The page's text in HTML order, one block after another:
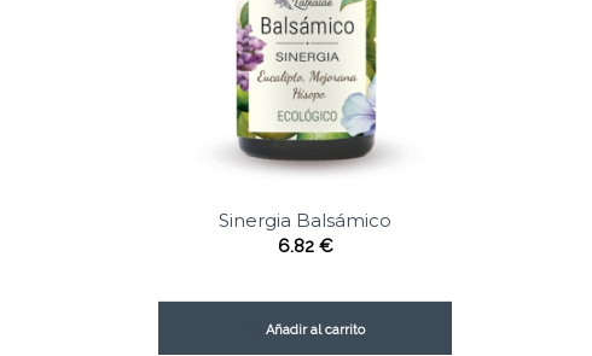
Sinergia Balsámico
6.82 €
Añadir al carrito